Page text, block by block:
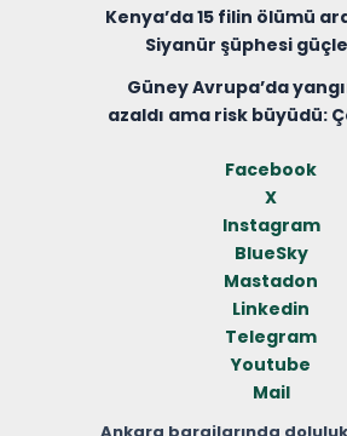
Kenya’da 15 filin ölümü
Siyanür şüphesi
Güney Avrupa’da
azaldı ama risk büyüdü:
Facebook
X
Instagram
BlueSky
Mastadon
Linkedin
Telegram
Youtube
Mail